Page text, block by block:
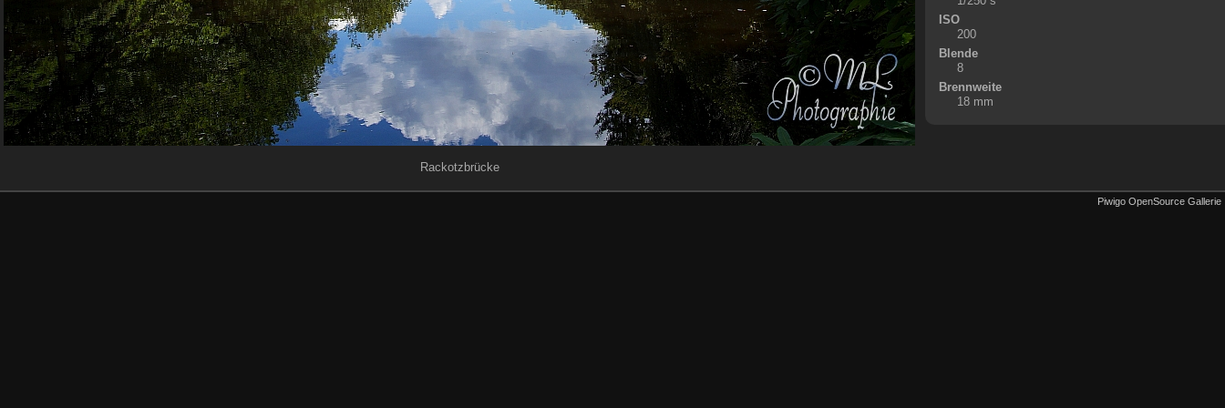
Rackotzbrücke
ISO
200
Blende
8
Brennweite
18 mm
Piwigo OpenSource Gallerie